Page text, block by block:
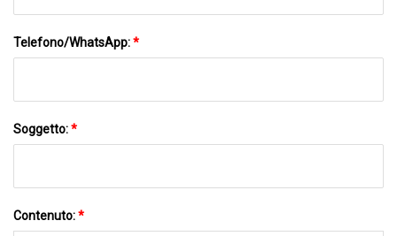
Telefono/WhatsApp:*
Soggetto:*
Contenuto:*